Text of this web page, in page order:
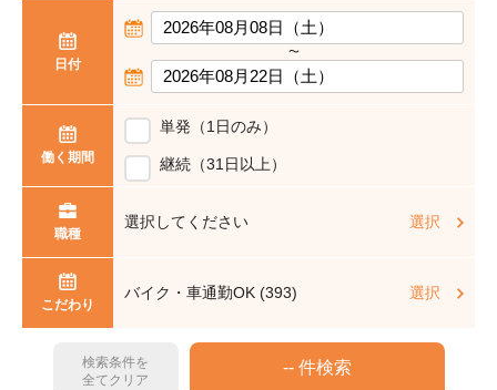
日付
〜
働く期間
単発（1日のみ）
継続（31日以上）
職種
選択してください 選択
こだわり
バイク・車通勤OK (393) 選択
検索条件を
全てクリア